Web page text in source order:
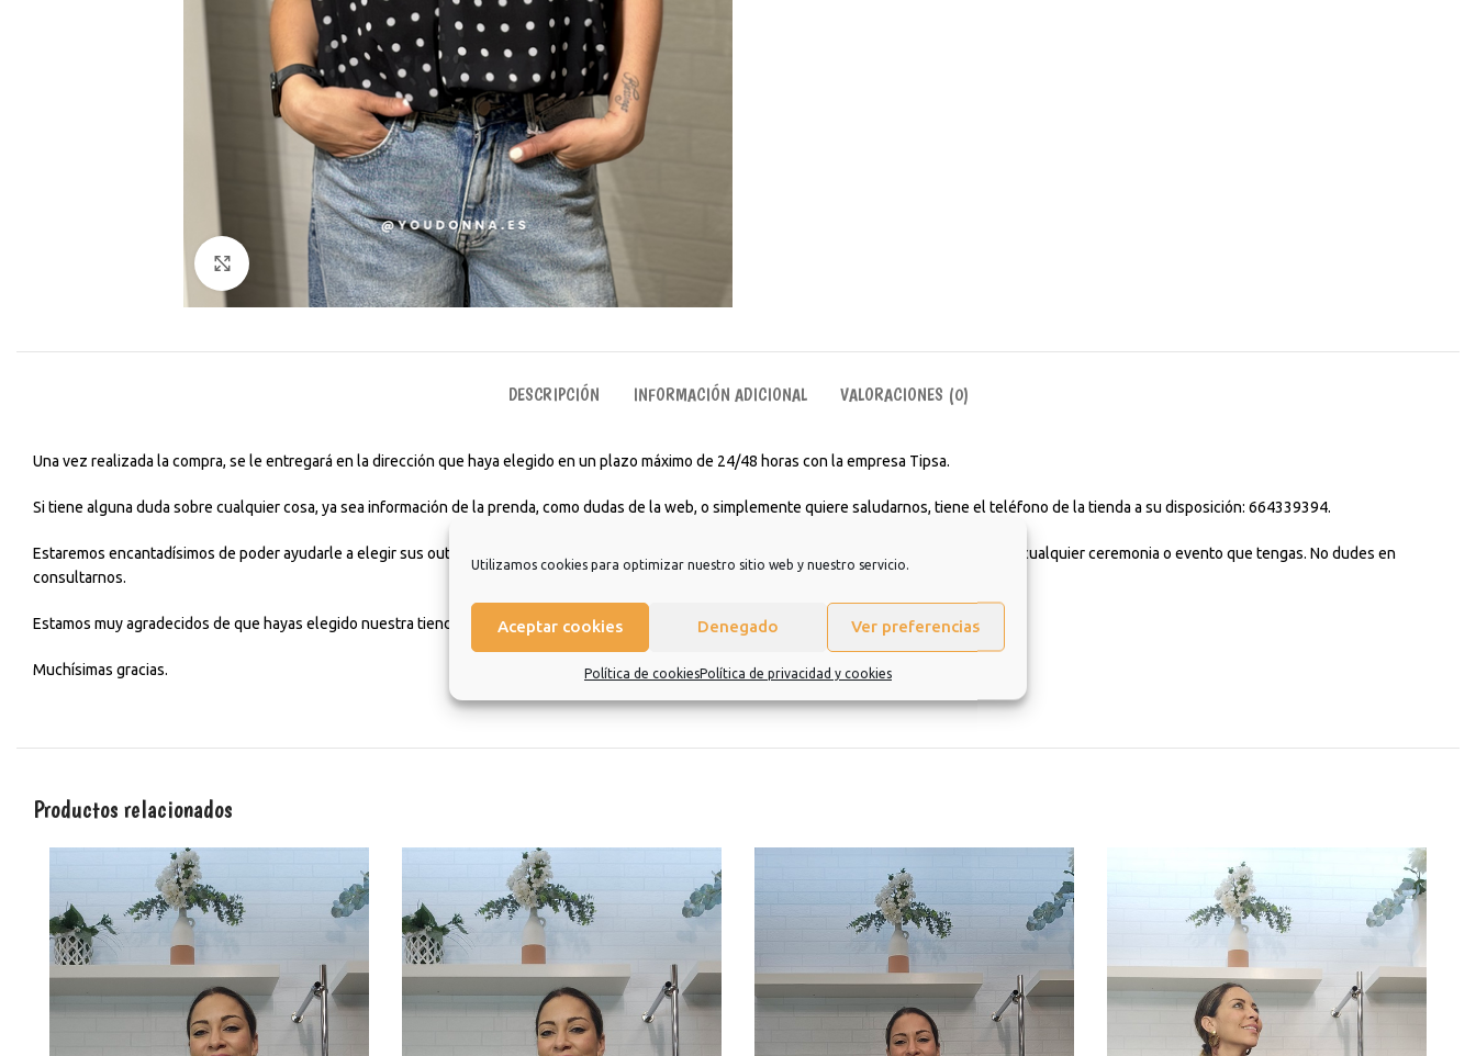
Utilizamos cookies para optimizar nuestro sitio web y nuestro servicio.
Aceptar cookies Denegado Ver preferencias
Política de cookiesPolítica de privacidad y cookies
Haga Click para agrandar
DESCRIPCIÓN INFORMACIÓN ADICIONAL VALORACIONES (0)
Una vez realizada la compra, se le entregará en la dirección que haya elegido en un plazo máximo de 24/48 horas con la empresa Tipsa.
Si tiene alguna duda sobre cualquier cosa, ya sea información de la prenda, como dudas de la web, o simplemente quiere saludarnos, tiene el teléfono de la tienda a su disposición: 664339394.
Estaremos encantadísimos de poder ayudarle a elegir sus outfits diarios para ir a estudiar, trabajar, para tomarte un café con amigos o incluso para cualquier ceremonia o evento que tengas. No dudes en
consultarnos.
Estamos muy agradecidos de que hayas elegido nuestra tienda y esperamos que sea una experiencia de la que quiera repetir.
Muchísimas gracias.
Productos relacionados